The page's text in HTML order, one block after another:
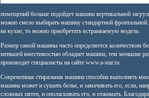
помещений больше подойдет машина вертикальной
можно смело выбирать машину стандартной
на кухне, то можно приобретать встраиваемую модель.
Размер самой машины часто определяется количеством
меньшей вместимостью обладает машина, тем меньшие
производят специалисты на сайте www.a-star.ru.
Современная стиральная машина способна выполнять
машина может и сушить белье, и замачивать его, если,
сложных пятен, и ополаскивать его, и отжимать.